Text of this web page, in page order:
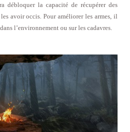
débloquer la capacité de récupérer des
avoir occis. Pour améliorer les armes, il
l’environnement ou sur les cadavres.